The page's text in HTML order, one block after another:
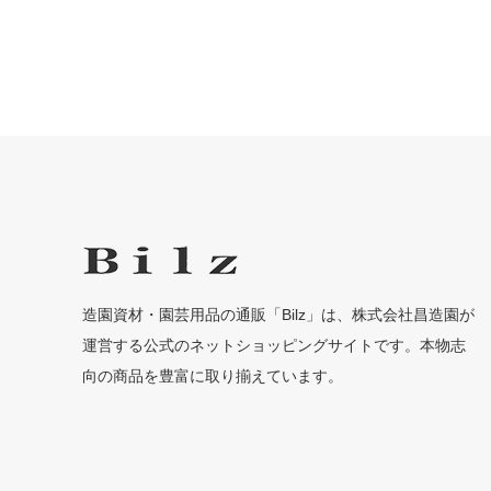
造園資材・園芸用品の通販「Bilz」は、株式会社昌造園が
運営する公式のネットショッピングサイトです。本物志
向の商品を豊富に取り揃えています。